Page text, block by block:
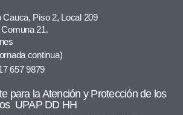
Piso 2, Local 209
21.
continua)
657 9879
para la Atención y Protección de los
UPAP DD HH